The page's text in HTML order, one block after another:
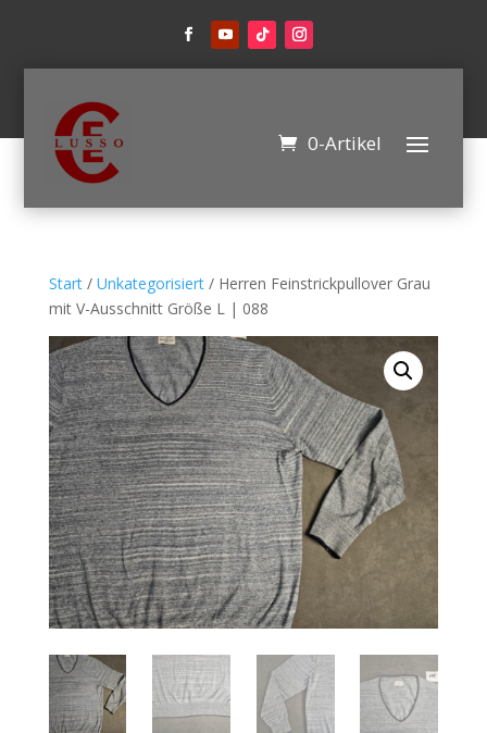
0-Artikel
Start/ Unkategorisiert/ Herren Feinstrickpullover Grau
mit V-Ausschnitt Größe L | 088